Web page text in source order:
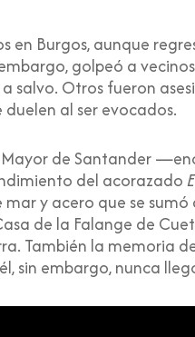
en Burgos, aunque
golpeó a
Otros fueron
al ser evocados.
de Santander
del acorazado
y acero que se sumó
de la Falange de
También la memoria
sin embargo, nunca